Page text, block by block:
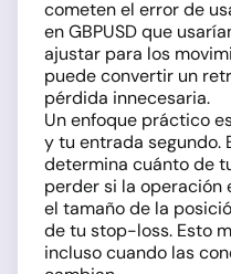
cometen el error de
en GBPUSD que
ajustar para los
puede convertir un
pérdida innecesaria.
Un enfoque práctico
y tu entrada segundo.
determina cuánto de
perder si la operación
el tamaño de la
de tu stop-loss. Esto
incluso cuando las